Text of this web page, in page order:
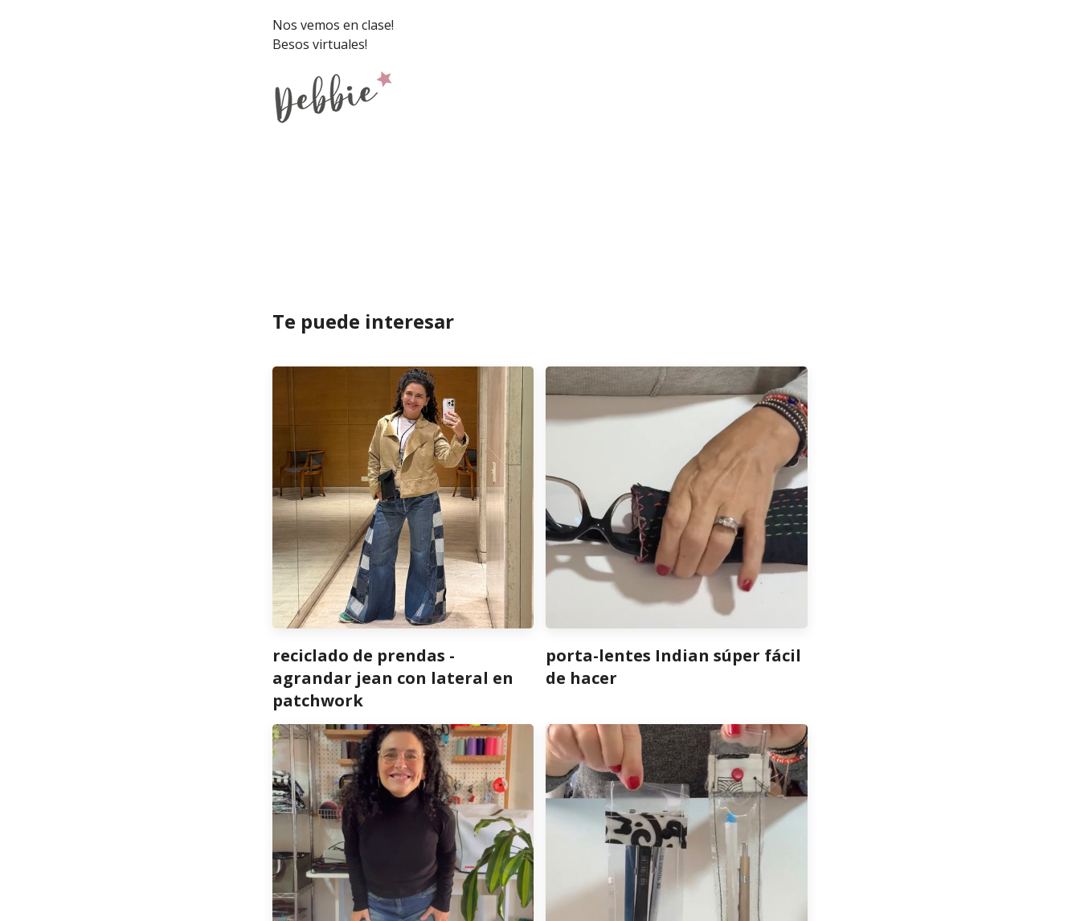
Nos vemos en clase!
Besos virtuales!
Te puede interesar
reciclado de prendas -
agrandar jean con lateral en
patchwork
porta-lentes Indian súper fácil
de hacer